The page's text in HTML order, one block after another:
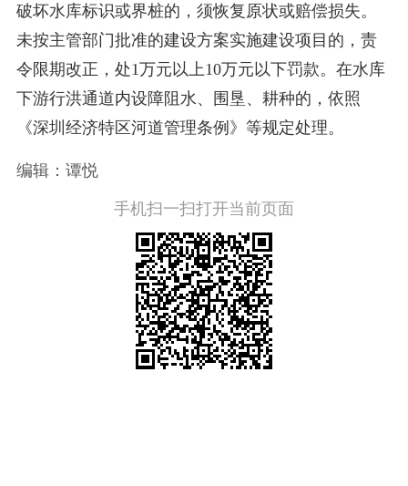
破坏水库标识或界桩的，须恢复原状或赔偿损失。
未按主管部门批准的建设方案实施建设项目的，责
令限期改正，处1万元以上10万元以下罚款。在水库
下游行洪通道内设障阻水、围垦、耕种的，依照
《深圳经济特区河道管理条例》等规定处理。
编辑：谭悦
手机扫一扫打开当前页面